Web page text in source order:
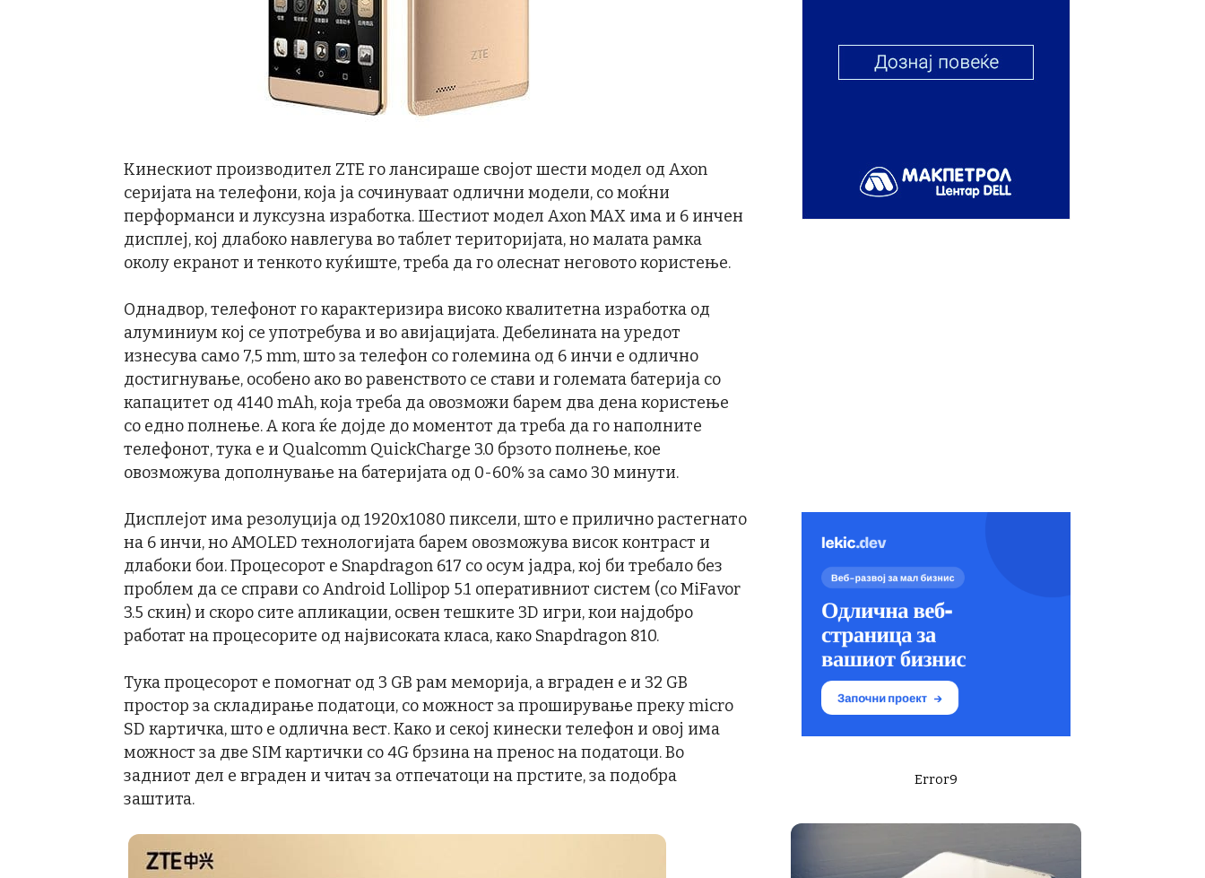
Кинескиот производител ZTE го лансираше својот шести модел од Axon
серијата на телефони, која ја сочинуваат одлични модели, со моќни
перформанси и луксузна изработка. Шестиот модел Axon MAX има и 6 инчен
дисплеј, кој длабоко навлегува во таблет територијата, но малата рамка
околу екранот и тенкото куќиште, треба да го олеснат неговото користење.
Однадвор, телефонот го карактеризира високо квалитетна изработка од
алуминиум кој се употребува и во авијацијата. Дебелината на уредот
изнесува само 7,5 mm, што за телефон со големина од 6 инчи е одлично
достигнување, особено ако во равенството се стави и големата батерија со
капацитет од 4140 mAh, која треба да овозможи барем два дена користење
со едно полнење. А кога ќе дојде до моментот да треба да го наполните
телефонот, тука е и Qualcomm QuickCharge 3.0 брзото полнење, кое
овозможува дополнување на батеријата од 0-60% за само 30 минути.
Дисплејот има резолуција од 1920х1080 пиксели, што е прилично растегнато
на 6 инчи, но AMOLED технологијата барем овозможува висок контраст и
длабоки бои. Процесорот е Snapdragon 617 со осум јадра, кој би требало без
проблем да се справи со Android Lollipop 5.1 оперативниот систем (со MiFavor
3.5 скин) и скоро сите апликации, освен тешките 3D игри, кои најдобро
работат на процесорите од највисоката класа, како Snapdragon 810.
Тука процесорот е помогнат од 3 GB рам меморија, а вграден е и 32 GB
простор за складирање податоци, со можност за проширување преку micro
SD картичка, што е одлична вест. Како и секој кинески телефон и овој има
можност за две SIM картички со 4G брзина на пренос на податоци. Во
задниот дел е вграден и читач за отпечатоци на прстите, за подобра
заштита.
Error9